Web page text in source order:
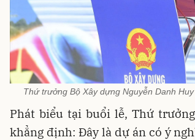
Thứ trưởng Bộ Xây dựng Nguyễn Danh
Phát biểu tại buổi lễ, Thứ
khẳng định: Đây là dự án có ý